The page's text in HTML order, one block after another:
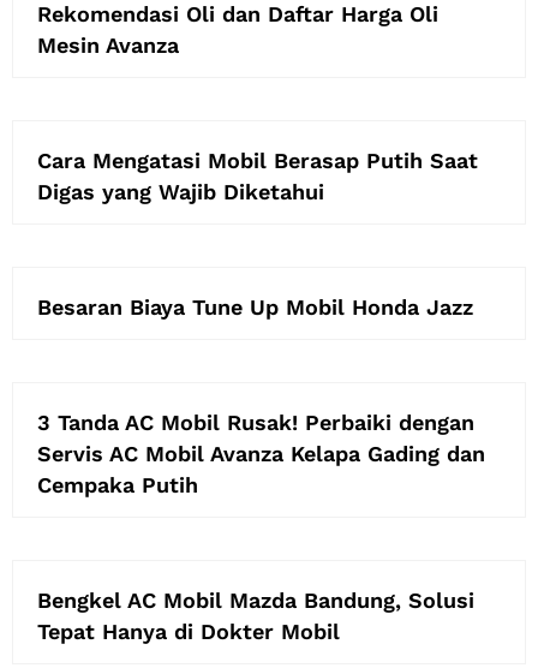
Rekomendasi Oli dan Daftar Harga Oli
Mesin Avanza
Cara Mengatasi Mobil Berasap Putih Saat
Digas yang Wajib Diketahui
Besaran Biaya Tune Up Mobil Honda Jazz
3 Tanda AC Mobil Rusak! Perbaiki dengan
Servis AC Mobil Avanza Kelapa Gading dan
Cempaka Putih
Bengkel AC Mobil Mazda Bandung, Solusi
Tepat Hanya di Dokter Mobil